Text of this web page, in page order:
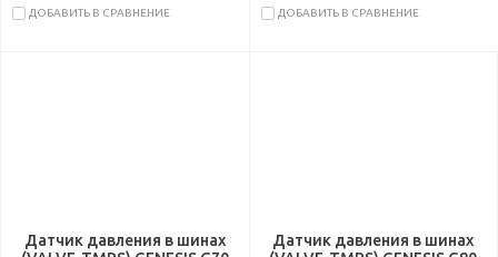
ДОБАВИТЬ В СРАВНЕНИЕ ДОБАВИТЬ В СРАВНЕНИЕ
Датчик давления в шинах
Датчик давления в шинах